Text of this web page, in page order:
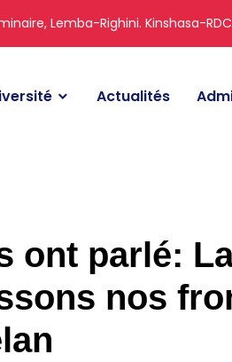
Lemba-Righini. Kinshasa-RDC
Actualités
ont parlé:
nos